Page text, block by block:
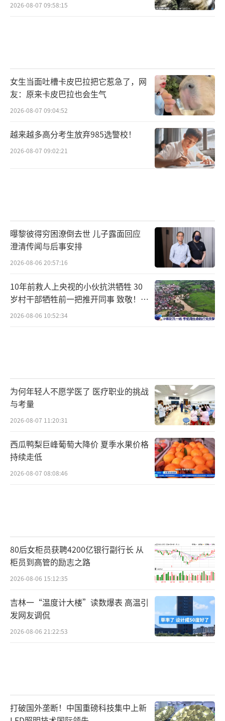
2026-08-07 09:58:15
女生当面吐槽卡皮巴拉把它惹急了，网
友：原来卡皮巴拉也会生气
2026-08-07 09:04:52
越来越多高分考生放弃985选警校！
2026-08-07 09:02:21
曝黎彼得穷困潦倒去世 儿子露面回应
澄清传闻与后事安排
2026-08-06 20:57:16
10年前救人上央视的小伙抗洪牺牲 30
岁村干部牺牲前一把推开同事 致敬！送
别！
2026-08-06 10:52:34
为何年轻人不愿学医了 医疗职业的挑战
与考量
2026-08-07 11:20:31
西瓜鸭梨巨峰葡萄大降价 夏季水果价格
持续走低
2026-08-07 08:08:46
80后女柜员获聘4200亿银行副行长 从
柜员到高管的励志之路
2026-08-06 15:12:35
吉林一“温度计大楼”读数爆表 高温引
发网友调侃
2026-08-06 21:22:53
打破国外垄断！中国重磅科技集中上新